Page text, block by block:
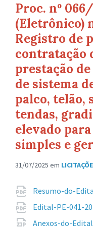
Proc. nº
(Eletrônico)
Registro de
contratação
prestação
de sistema
palco, telão,
tendas,
elevado
simples e
31/07/2025 em
Anexos
Resumo-do-
Edital-PE-041-
Anexos-do-